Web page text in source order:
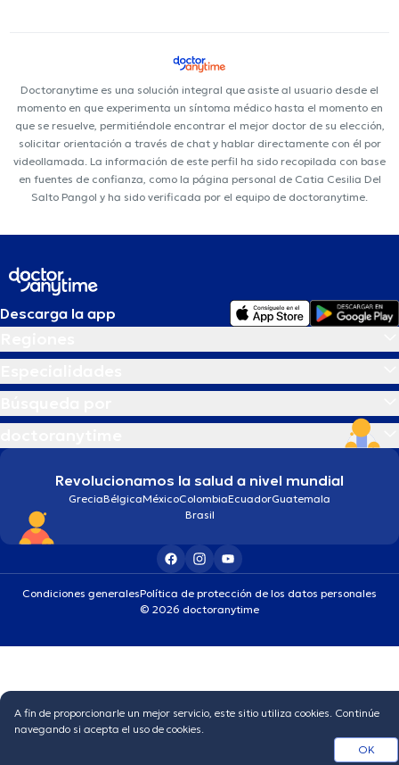
Doctoranytime es una solución integral que asiste al usuario desde el
momento en que experimenta un síntoma médico hasta el momento en
que se resuelve, permitiéndole encontrar el mejor doctor de su elección,
solicitar orientación a través de chat y hablar directamente con él por
videollamada. La información de este perfil ha sido recopilada con base
en fuentes de confianza, como la página personal de Catia Cesilia Del
Salto Pangol y ha sido verificada por el equipo de doctoranytime.
Descarga la app
Revolucionamos la salud a nivel mundial
GreciaBélgicaMéxicoColombiaEcuadorGuatemala
Brasil
Condiciones generalesPolítica de protección de los datos personales
© 2026 doctoranytime
A fin de proporcionarle un mejor servicio, este sitio utiliza cookies. Continúe
navegando si acepta el uso de cookies.
OK